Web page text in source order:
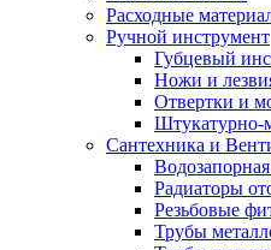
Расходные
Ручной инструмент
Губцевый
Ножи и
Отвертки и
Штукатурно-
Сантехника и
Радиаторы
Резьбовые
Трубы